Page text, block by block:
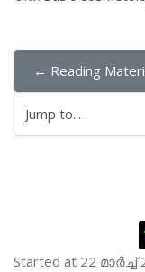
← Reading
Jump to...
Started at 22 മാര്‍ച്ച്